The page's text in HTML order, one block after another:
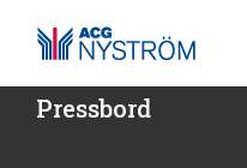
innehållet
Pressbord